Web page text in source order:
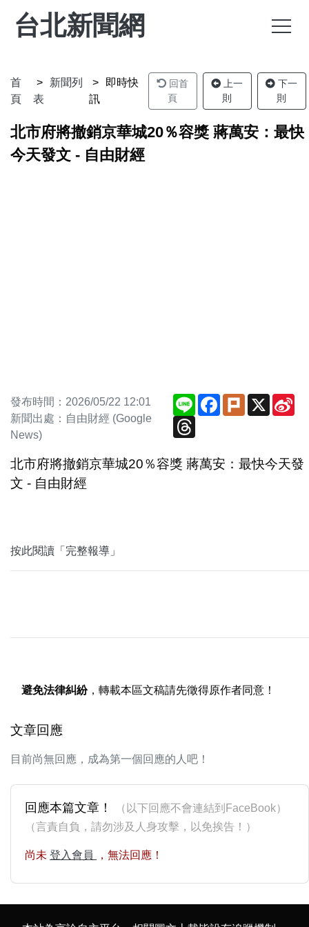
台北新聞網
首
頁
新聞列
表
即時快
訊
回首
頁
上一
則
下一
則
北市府將撤銷京華城20％容獎 蔣萬安：最快
今天發文 - 自由財經
發布時間：2026/05/22 12:01
新聞出處：自由財經 (Google
News)
Line Facebook
Plurk X
北市府將撤銷京華城20％容獎 蔣萬安：最快今天發
文 - 自由財經
按此閱讀「完整報導」
避免法律糾紛，轉載本區文稿請先徵得原作者同意！
文章回應
目前尚無回應，成為第一個回應的人吧！
回應本篇文章！
（以下回應不會連結到FaceBook）
（言責自負，請勿涉及人身攻擊，以免挨告！）
尚未 登入會員 ，無法回應！